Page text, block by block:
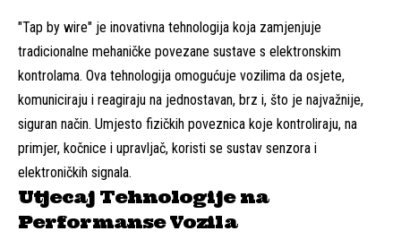
"Tap by wire" je inovativna tehnologija koja zamjenjuje
tradicionalne mehaničke povezane sustave s elektronskim
kontrolama. Ova tehnologija omogućuje vozilima da osjete,
komuniciraju i reagiraju na jednostavan, brz i, što je najvažnije,
siguran način. Umjesto fizičkih poveznica koje kontroliraju, na
primjer, kočnice i upravljač, koristi se sustav senzora i
elektroničkih signala.
Utjecaj Tehnologije na
Performanse Vozila